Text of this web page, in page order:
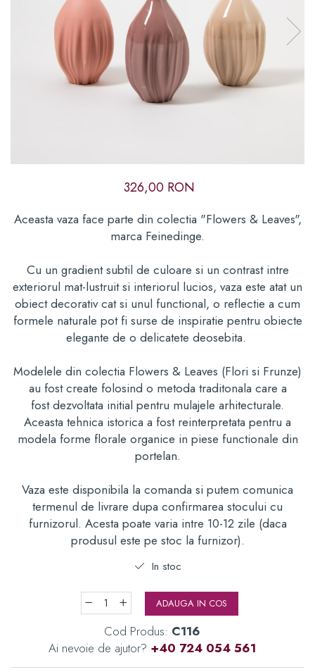
Cadouri corporate premium
Cadouri pentru cei care au
de toate
Card cadou
326,00 RON
Aceasta vaza face parte din colectia "Flowers & Leaves",
marca Feinedinge.
Cu un gradient subtil de culoare si un contrast intre
exteriorul mat-lustruit si interiorul lucios, vaza este atat un
obiect decorativ cat si unul functional, o reflectie a cum
formele naturale pot fi surse de inspiratie pentru obiecte
elegante de o delicatete deosebita.
Modelele din colectia Flowers & Leaves (Flori si Frunze)
au fost create folosind o metoda traditonala care a
fost dezvoltata initial pentru mulajele arhitecturale.
Aceasta tehnica istorica a fost reinterpretata pentru a
modela forme florale organice in piese functionale din
portelan.
Vaza este disponibila la comanda si putem comunica
termenul de livrare dupa confirmarea stocului cu
furnizorul. Acesta poate varia intre 10-12 zile (daca
produsul este pe stoc la furnizor).
In stoc
ADAUGA IN COS
Cod Produs: C116
Ai nevoie de ajutor? +40 724 054 561